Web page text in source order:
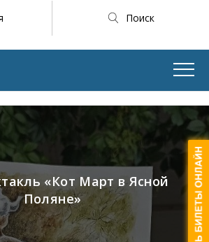
Поиск
«Кот Март в Ясной
Поляне»